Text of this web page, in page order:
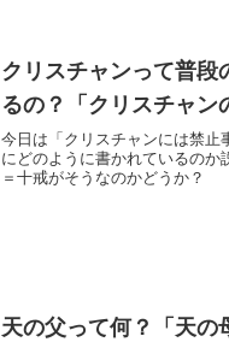
クリスチャンって普段
るの？「クリスチャン
今日は「クリスチャンには禁止
にどのように書かれているの
＝十戒がそうなのかどうか？
天の父って何？「天の